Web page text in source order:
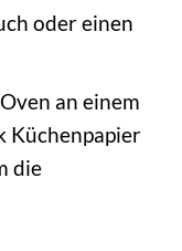
oder einen
an einem
Küchenpapier
die